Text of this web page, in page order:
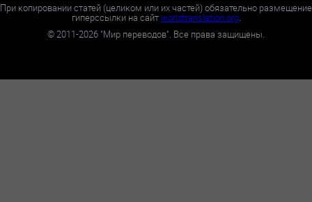
При копировании статей (целиком или их частей) обязательно размещение
гиперссылки на сайтworldtranslation.org.
©2011-2026 "Мир переводов". Все права защищены.